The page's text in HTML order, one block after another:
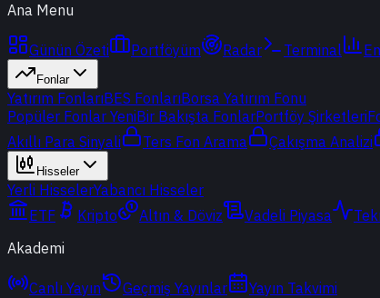
Ana Menu
Günün Özeti Portföyüm Radar Terminal
Fonlar
Yatırım FonlarıBES FonlarıBorsa Yatırım Fonu
Popüler Fonlar YeniBir Bakışta FonlarPortföy Şirketleri
Akıllı Para Sinyali
Ters Fon Arama Çakışma Analizi
Hisseler
Yerli HisselerYabancı Hisseler
ETF
Kripto Altın & Döviz Vadeli Piyasa
Akademi
Canlı Yayın Geçmiş Yayınlar
Yayın Takvimi